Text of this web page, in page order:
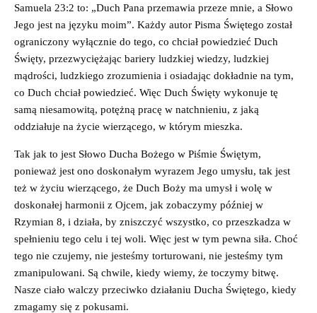
Samuela 23:2 to: „Duch Pana przemawia przeze mnie, a Słowo
Jego jest na języku moim”. Każdy autor Pisma Świętego został
ograniczony wyłącznie do tego, co chciał powiedzieć Duch
Święty, przezwyciężając bariery ludzkiej wiedzy, ludzkiej
mądrości, ludzkiego zrozumienia i osiadając dokładnie na tym,
co Duch chciał powiedzieć. Więc Duch Święty wykonuje tę
samą niesamowitą, potężną pracę w natchnieniu, z jaką
oddziałuje na życie wierzącego, w którym mieszka.
Tak jak to jest Słowo Ducha Bożego w Piśmie Świętym,
ponieważ jest ono doskonałym wyrazem Jego umysłu, tak jest
też w życiu wierzącego, że Duch Boży ma umysł i wolę w
doskonałej harmonii z Ojcem, jak zobaczymy później w
Rzymian 8, i działa, by zniszczyć wszystko, co przeszkadza w
spełnieniu tego celu i tej woli. Więc jest w tym pewna siła. Choć
tego nie czujemy, nie jesteśmy torturowani, nie jesteśmy tym
zmanipulowani. Są chwile, kiedy wiemy, że toczymy bitwę.
Nasze ciało walczy przeciwko działaniu Ducha Świętego, kiedy
zmagamy się z pokusami.